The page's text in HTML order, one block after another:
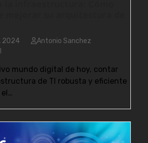
2024
Antonio Sanchez
mundo digital de hoy, contar
de TI robusta y eficiente